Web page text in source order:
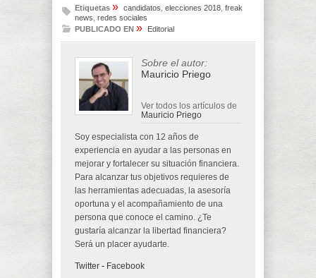
Etiquetas » candidatos elecciones 2018 freak
news redes sociales
PUBLICADO EN » Editorial
Sobre el autor:
Mauricio Priego
Ver todos los artículos de
Mauricio Priego
Soy especialista con 12 años de
experiencia en ayudar a las personas en
mejorar y fortalecer su situación financiera.
Para alcanzar tus objetivos requieres de
las herramientas adecuadas, la asesoría
oportuna y el acompañamiento de una
persona que conoce el camino. ¿Te
gustaría alcanzar la libertad financiera?
Será un placer ayudarte.
Twitter - Facebook